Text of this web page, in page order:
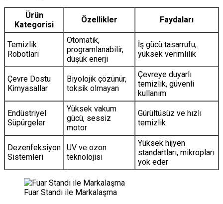
Ürün
Kategorisi
Özellikler Faydaları
Temizlik
Robotları
Otomatik,
programlanabilir,
düşük enerji
İş gücü tasarrufu,
yüksek verimlilik
Çevre Dostu
Kimyasallar
Biyolojik çözünür,
toksik olmayan
Çevreye duyarlı
temizlik, güvenli
kullanım
Endüstriyel
Süpürgeler
Yüksek vakum
gücü, sessiz
motor
Gürültüsüz ve hızlı
temizlik
Dezenfeksiyon
Sistemleri
UV ve ozon
teknolojisi
Yüksek hijyen
standartları, mikropları
yok eder
Fuar Standı ile Markalaşma